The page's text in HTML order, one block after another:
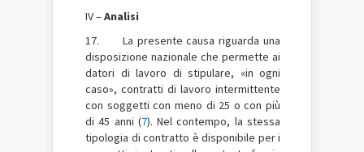
IV –Analisi
17. La presente causa riguarda una
disposizione nazionale che permette ai
datori di lavoro di stipulare, «in ogni
caso», contratti di lavoro intermittente
con soggetti con meno di 25 o con più
di 45 anni (7). Nel contempo, la stessa
tipologia di contratto è disponibile per i